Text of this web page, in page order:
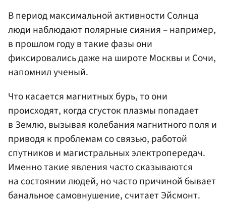
В период максимальной активности Солнца
люди наблюдают полярные сияния – например,
в прошлом году в такие фазы они
фиксировались даже на широте Москвы и Сочи,
напомнил ученый.
Что касается магнитных бурь, то они
происходят, когда сгусток плазмы попадает
в Землю, вызывая колебания магнитного поля и
приводя к проблемам со связью, работой
спутников и магистральных электропередач.
Именно такие явления часто сказываются
на состоянии людей, но часто причиной бывает
банальное самовнушение, считает Эйсмонт.